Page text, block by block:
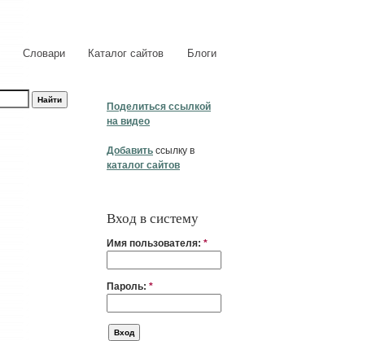
Словари Каталог сайтов Блоги
Поделиться ссылкой
на видео
Добавить ссылку в
каталог сайтов
Вход в систему
Имя пользователя: *
Пароль: *